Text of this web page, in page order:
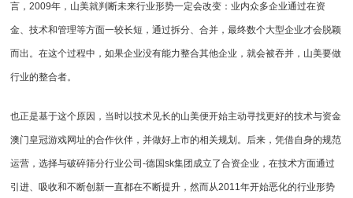
言，2009年，山美就判断未来行业形势一定会改变：业内众多企业通过在资
金、技术和管理等方面一较长短，通过拆分、合并，最终数个大型企业才会脱颖
而出。在这个过程中，如果企业没有能力整合其他企业，就会被吞并，山美要做
行业的整合者。
也正是基于这个原因，当时以技术见长的山美便开始主动寻找更好的技术与资金
澳门皇冠游戏网址的合作伙伴，并做好上市的相关规划。后来，凭借自身的规范
运营，选择与破碎筛分行业公司-德国sk集团成立了合资企业，在技术方面通过
引进、吸收和不断创新一直都在不断提升，然而从2011年开始恶化的行业形势